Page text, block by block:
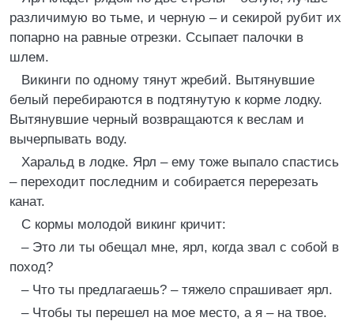
различимую во тьме, и черную – и секирой рубит их
попарно на равные отрезки. Ссыпает палочки в
шлем.
Викинги по одному тянут жребий. Вытянувшие
белый перебираются в подтянутую к корме лодку.
Вытянувшие черный возвращаются к веслам и
вычерпывать воду.
Харальд в лодке. Ярл – ему тоже выпало спастись
– переходит последним и собирается перерезать
канат.
С кормы молодой викинг кричит:
– Это ли ты обещал мне, ярл, когда звал с собой в
поход?
– Что ты предлагаешь? – тяжело спрашивает ярл.
– Чтобы ты перешел на мое место, а я – на твое.